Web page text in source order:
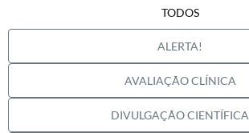
ALERTA!
AVALIAÇÃO CLÍNICA
DIVULGAÇÃO CIENTÍFICA
TODOS